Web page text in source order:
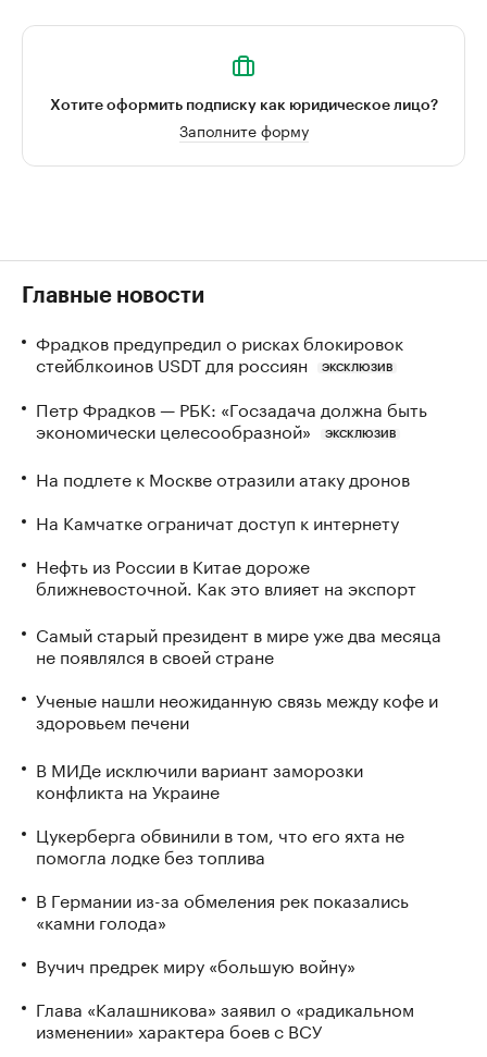
Хотите оформить подписку как юридическое лицо?
Заполните форму
Главные новости
Фрадков предупредил о рисках блокировок
стейблкоинов USDT для россиян
ЭКСКЛЮЗИВ
Петр Фрадков — РБК: «Госзадача должна быть
экономически целесообразной»
ЭКСКЛЮЗИВ
На подлете к Москве отразили атаку дронов
На Камчатке ограничат доступ к интернету
Нефть из России в Китае дороже
ближневосточной. Как это влияет на экспорт
Самый старый президент в мире уже два месяца
не появлялся в своей стране
Ученые нашли неожиданную связь между кофе и
здоровьем печени
В МИДе исключили вариант заморозки
конфликта на Украине
Цукерберга обвинили в том, что его яхта не
помогла лодке без топлива
В Германии из-за обмеления рек показались
«камни голода»
Вучич предрек миру «большую войну»
Глава «Калашникова» заявил о «радикальном
изменении» характера боев с ВСУ